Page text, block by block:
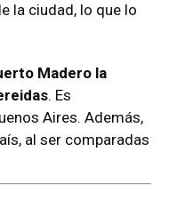
la ciudad, lo que lo
Madero la
. Es
Aires. Además,
al ser comparadas